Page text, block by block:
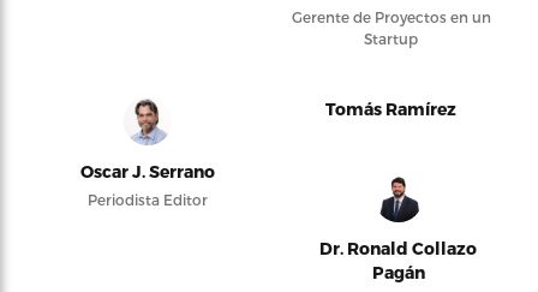
Gerente de Proyectos en un
Startup
Oscar J. Serrano
Periodista Editor
Tomás Ramírez
Dr. Ronald Collazo
Pagán